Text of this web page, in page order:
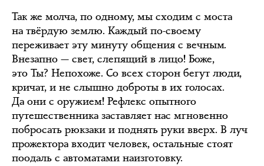
Так же молча, по одному, мы сходим с моста
на твёрдую землю. Каждый по-своему
переживает эту минуту общения с вечным.
Внезапно — свет, слепящий в лицо! Боже,
это Ты? Непохоже. Со всех сторон бегут люди,
кричат, и не слышно доброты в их голосах.
Да они с оружием! Рефлекс опытного
путешественника заставляет нас мгновенно
побросать рюкзаки и поднять руки вверх. В луч
прожектора входит человек, остальные стоят
поодаль с автоматами наизготовку.